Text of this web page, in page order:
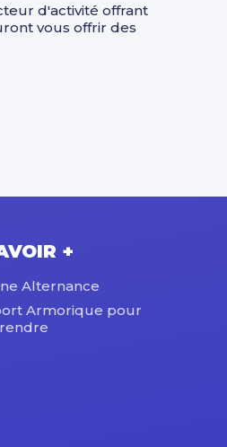
d'activité offrant
vous offrir des
+
Alternance
Armorique pour